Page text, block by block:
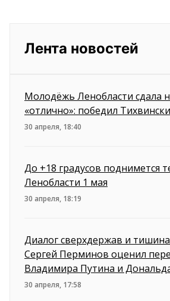
Лента новостей
Молодёжь Ленобласти сдала
«отлично»: победил
30 апреля, 18:40
До +18 градусов поднимется
Ленобласти 1 мая
30 апреля, 18:19
Диалог сверхдержав и
Сергей Перминов оценил
Владимира Путина и
30 апреля, 17:58